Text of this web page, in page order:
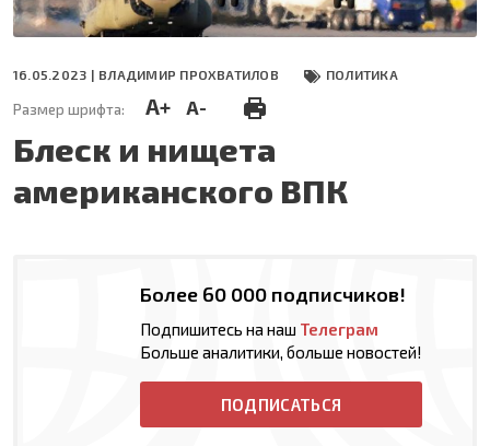
16.05.2023 | ВЛАДИМИР ПРОХВАТИЛОВ ПОЛИТИКА
Размер шрифта: A+ A-
Блеск и нищета
американского ВПК
Более 60 000 подписчиков!
Подпишитесь на наш Телеграм
Больше аналитики, больше новостей!
ПОДПИСАТЬСЯ